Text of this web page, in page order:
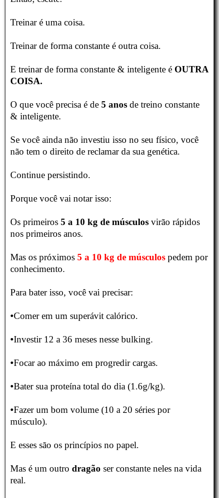
Treinar é uma coisa.
Treinar de forma constante é outra coisa.
E treinar de forma constante & inteligente é OUTRA
COISA.
O que você precisa é de 5 anos de treino constante
& inteligente.
Se você ainda não investiu isso no seu físico, você
não tem o direito de reclamar da sua genética.
Continue persistindo.
Porque você vai notar isso:
Os primeiros 5 a 10 kg de músculos virão rápidos
nos primeiros anos.
Mas os próximos 5 a 10 kg de músculos pedem por
conhecimento.
Para bater isso, você vai precisar:
•Comer em um superávit calórico.
•Investir 12 a 36 meses nesse bulking.
•Focar ao máximo em progredir cargas.
•Bater sua proteína total do dia (1.6g/kg).
•Fazer um bom volume (10 a 20 séries por
músculo).
E esses são os princípios no papel.
Mas é um outro dragão ser constante neles na vida
real.